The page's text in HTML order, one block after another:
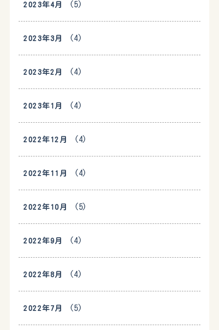
2023年4月 (5)
2023年3月 (4)
2023年2月 (4)
2023年1月 (4)
2022年12月 (4)
2022年11月 (4)
2022年10月 (5)
2022年9月 (4)
2022年8月 (4)
2022年7月 (5)